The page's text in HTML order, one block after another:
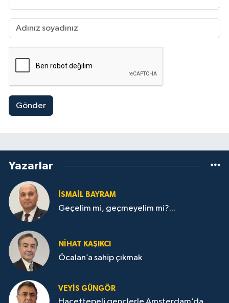
Gönder
Yazarlar
İSMAİL BAYRAM
Geçelim mi, geçmeyelim mi?...
NİHAT KAŞIKCI
Öcalan’a sahip çıkmak
VEYIS GÜNGÖR